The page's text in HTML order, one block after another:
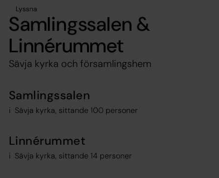
Lyssna
Samlingssalen &
Linnérummet
Sävja kyrka och församlingshem
Samlingssalen
i Sävja kyrka, sittande 100 personer
Linnérummet
i Sävja kyrka, sittande 14 personer